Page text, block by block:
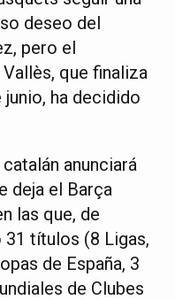
deseo del
pero el
que finaliza
ha decidido
anunciará
deja el Barça
las que, de
títulos (8 Ligas,
de España, 3
de Clubes